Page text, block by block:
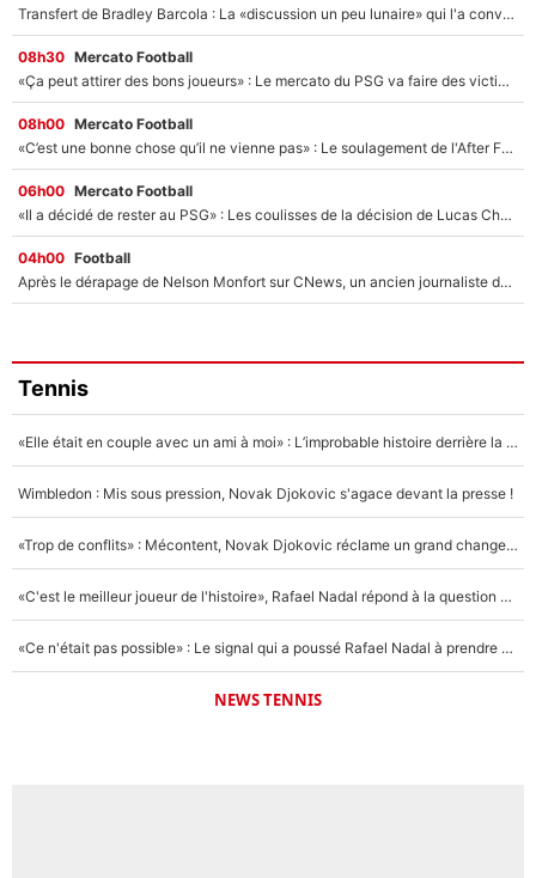
Transfert de Bradley Barcola : La «discussion un peu lunaire» qui l'a convaincu de quitter le PSG, son entourage est pointé du doigt
08h30 Mercato Football
«Ça peut attirer des bons joueurs» : Le mercato du PSG va faire des victimes dans l'effectif de Luis Enrique ?
08h00 Mercato Football
«C’est une bonne chose qu’il ne vienne pas» : Le soulagement de l'After Foot après le transfert avorté de Yan Diomandé au PSG
06h00 Mercato Football
«Il a décidé de rester au PSG» : Les coulisses de la décision de Lucas Chevalier pour son transfert
04h00 Football
Après le dérapage de Nelson Monfort sur CNews, un ancien journaliste de France Télévisions relance la polémique sur les incendies en Gironde
Tennis
«Elle était en couple avec un ami à moi» : L’improbable histoire derrière la «seule relation longue» de Novak Djokovic
Wimbledon : Mis sous pression, Novak Djokovic s'agace devant la presse !
«Trop de conflits» : Mécontent, Novak Djokovic réclame un grand changement !
«C'est le meilleur joueur de l'histoire», Rafael Nadal répond à la question que tout le monde se pose !
«Ce n'était pas possible» : Le signal qui a poussé Rafael Nadal à prendre sa retraite !
NEWS TENNIS